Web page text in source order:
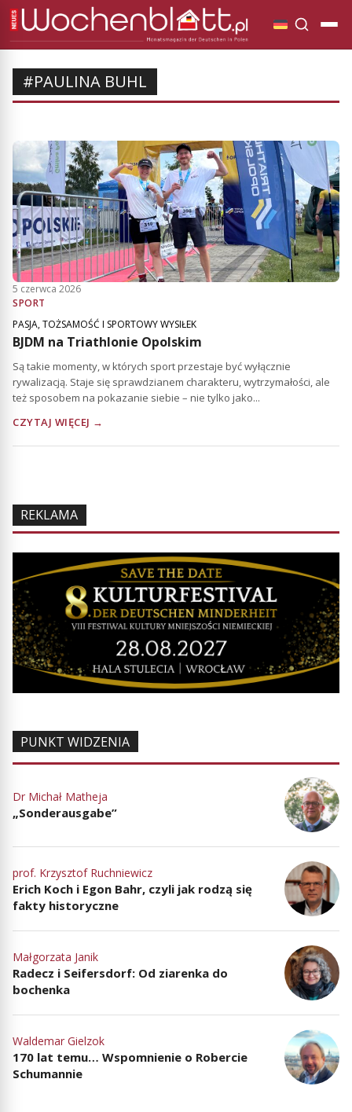
#PAULINA BUHL
5 czerwca 2026
SPORT
PASJA, TOŻSAMOŚĆ I SPORTOWY WYSIŁEK
BJDM na Triathlonie Opolskim
Są takie momenty, w których sport przestaje być wyłącznie
rywalizacją. Staje się sprawdzianem charakteru, wytrzymałości, ale
też sposobem na pokazanie siebie – nie tylko jako...
CZYTAJ WIĘCEJ →
REKLAMA
PUNKT WIDZENIA
Dr Michał Matheja
„Sonderausgabe”
prof. Krzysztof Ruchniewicz
Erich Koch i Egon Bahr, czyli jak rodzą się
fakty historyczne
Małgorzata Janik
Radecz i Seifersdorf: Od ziarenka do
bochenka
Waldemar Gielzok
170 lat temu… Wspomnienie o Robercie
Schumannie